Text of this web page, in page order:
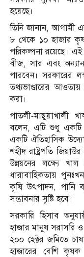
হয়েছে।
তিনি জানান, আগামী
৮ থেকে ১০ হাজার
পরিকল্পনা রয়েছে।
বীজ, সার এবং
পারবেন। সরকারের
তথ্যভাণ্ডারের
করা।
পাতলী-মাছুয়াখালী
বলেন, এটি শুধু একটি
একটি ঐতিহাসিক
শহীদ রাষ্ট্রপতি
উন্নয়নের লক্ষ্যে
ধারাবাহিকতায়
কৃষি উৎপাদন, পানি
সম্ভাবনার সৃষ্টি হবে।
সরকারি হিসাব
হাজার মানুষ সরাসরি
২০০ হেক্টর জমিতে
হাজারের বেশি কৃষক